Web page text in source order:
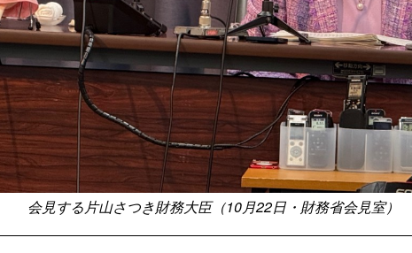
会見する片山さつき財務大臣（10月22日・財務省会見室）